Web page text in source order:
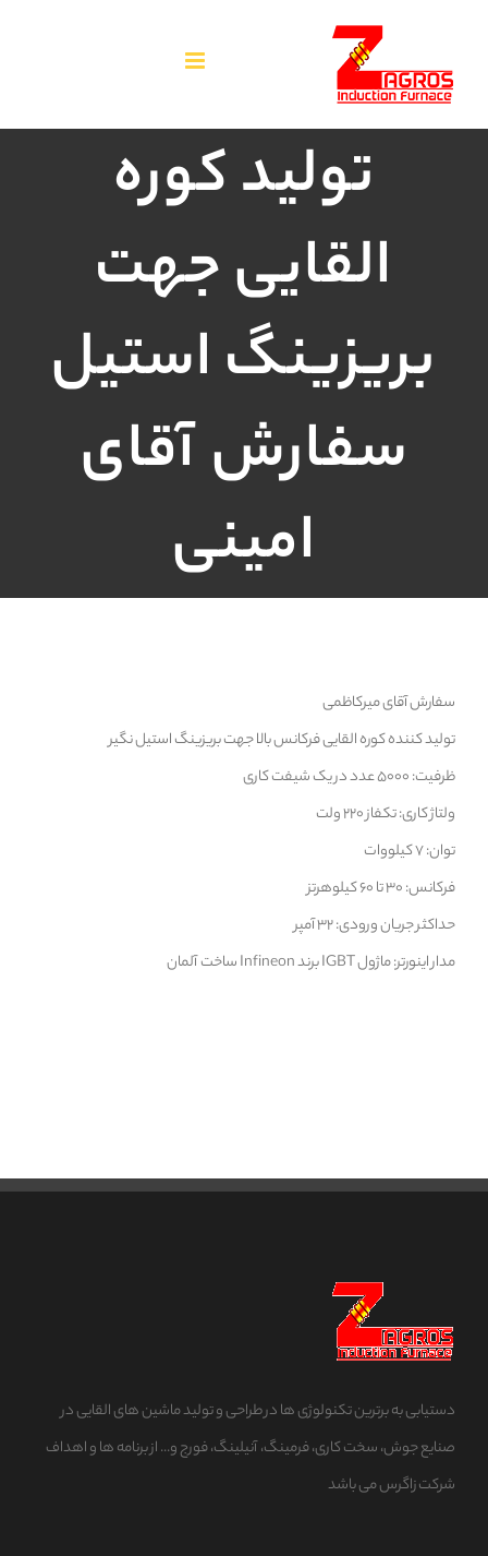
تولید کوره
القایی جهت
بریزینگ استیل
سفارش آقای
امینی
سفارش آقای میرکاظمی
تولید کننده کوره القایی فرکانس بالا جهت بریزینگ استیل نگیر
ظرفیت: 5000 عدد در یک شیفت کاری
ولتاژ کاری: تکفاز 220 ولت
توان: 7 کیلووات
فرکانس: 30 تا 60 کیلوهرتز
حداکثر جریان ورودی: 32 آمپر
مدار اینورتر: ماژول IGBT برند Infineon ساخت آلمان
دستیابی به برترین تکنولوژی ها در طراحی و تولید ماشین های القایی در
صنایع جوش، سخت کاری، فرمینگ، آنیلینگ، فورج و... از برنامه ها و اهداف
شرکت زاگرس می باشد